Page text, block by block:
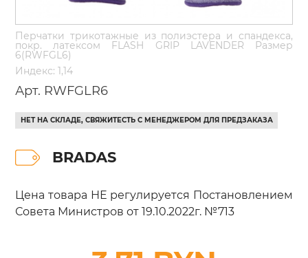
Перчатки трикотажные из полиэстера и спандекса,
покр. латексом FLASH GRIP LAVENDER Размер
6(RWFGL6)
Индекс: 1,14
Арт. RWFGLR6
НЕТ НА СКЛАДЕ, СВЯЖИТЕСТЬ С МЕНЕДЖЕРОМ ДЛЯ ПРЕДЗАКАЗА
BRADAS
Цена товара НЕ регулируется Постановлением
Совета Министров от 19.10.2022г. №713